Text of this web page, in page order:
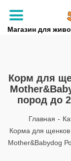
Магазин для
Корм для
пород до
Главная -
Корма для щенков
Mother&Babydog